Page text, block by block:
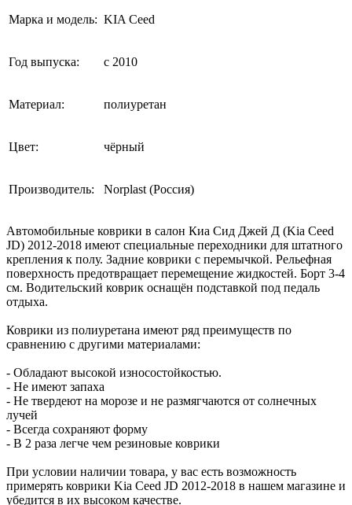
Марка и модель: KIA Ceed
Год выпуска: с 2010
Материал: полиуретан
Цвет: чёрный
Производитель: Norplast (Россия)
Автомобильные коврики в салон Киа Сид Джей Д (Kia Ceed
JD) 2012-2018 имеют специальные переходники для штатного
крепления к полу. Задние коврики с перемычкой. Рельефная
поверхность предотвращает перемещение жидкостей. Борт 3-4
см. Водительский коврик оснащён подставкой под педаль
отдыха.
Коврики из полиуретана имеют ряд преимуществ по
сравнению с другими материалами:
- Обладают высокой износостойкостью.
- Не имеют запаха
- Не твердеют на морозе и не размягчаются от солнечных
лучей
- Всегда сохраняют форму
- В 2 раза легче чем резиновые коврики
При условии наличии товара, у вас есть возможность
примерять коврики Kia Ceed JD 2012-2018 в нашем магазине и
убедится в их высоком качестве.